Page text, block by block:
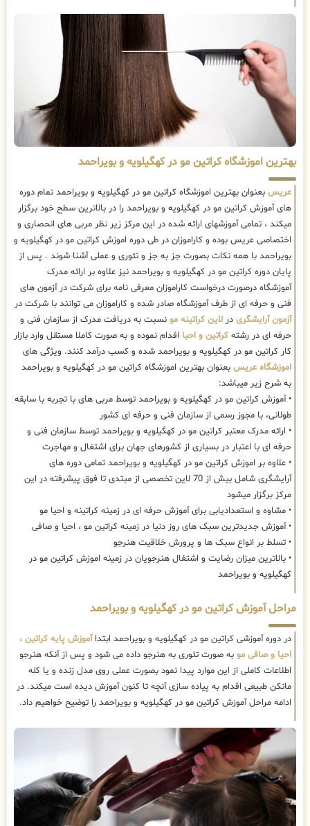
بهترین اموزشگاه کراتین مو در کهگیلویه و بویراحمد
عریس بعنوان بهترین اموزشگاه کراتین مو در کهگیلویه و بویراحمد تمام دوره
های آموزش کراتین مو در کهگیلویه و بویراحمد را در بالاترین سطح خود برگزار
میکند ، تمامی آموزشهای ارائه شده در این مرکز زیر نظر مربی های انحصاری و
اختصاصی عریس بوده و کاراموزان در طی دوره اموزش کراتین مو در کهگیلویه و
بویراحمد با همه نکات بصورت جز به جز و تئوری و عملی آشنا شوند . پس از
پایان دوره کراتین مو در کهگیلویه و بویراحمد نیز علاوه بر ارائه مدرک
آموزشگاه درصورت درخواست کاراموزان معرفی نامه برای شرکت در آزمون های
فنی و حرفه ای از طرف آموزشگاه صادر شده و کاراموزان می توانند با شرکت در
آزمون آرایشگری در لاین کراتینه مو نسبت به دریافت مدرک از سازمان فنی و
حرفه ای در رشته کراتین و احیا اقدام نموده و به صورت کاملا مستقل وارد بازار
کار کراتین مو در کهگیلویه و بویراحمد شده و کسب درآمد کنند. ویژگی های
اموزشگاه عریس بعنوان بهترین اموزشگاه کراتین مو در کهگیلویه و بویراحمد
به شرح زیر میباشد:
• آموزش کراتین مو در کهگیلویه و بویراحمد توسط مربی های با تجربه با سابقه
طولانی، با مجوز رسمی از سازمان فنی و حرفه ای کشور
• ارائه مدرک معتبر کراتین مو در کهگیلویه و بویراحمد توسط سازمان فنی و
حرفه ای با اعتبار در بسیاری از کشورهای جهان برای اشتغال و مهاجرت
• علاوه بر اموزش کراتین مو در کهگیلویه و بویراحمد تمامی دوره های
آرایشگری شامل بیش از 70 لاین تخصصی از مبتدی تا فوق پیشرفته در این
مرکز برگزار میشود
• مشاوه و استعدادیابی برای آموزش حرفه ای در زمینه کراتینه و احیا مو
• آموزش جدیدترین سبک های روز دنیا در زمینه کراتین مو ، احیا و صافی
• تسلط بر انواع سبک ها و پرورش خلاقیت هنرجو
• بالاترین میزان رضایت و اشتغال هنرجویان در زمینه اموزش کراتین مو در
کهگیلویه و بویراحمد
مراحل آموزش کراتین مو در کهگیلویه و بویراحمد
در دوره آموزشی کراتین مو در کهگیلویه و بویراحمد ابتداآموزش پایه کراتین ،
احیا و صافی مو به صورت تئوری به هنرجو داده می شود و پس از آنکه هنرجو
اطلاعات کاملی از این موارد پیدا نمود بصورت عملی روی مدل زنده و یا کله
مانکن طبیعی اقدام به پیاده سازی آنچه تا کنون آموزش دیده است میکند. در
ادامه مراحل آموزش کراتین مو در کهگیلویه و بویراحمد را توضیح خواهیم داد.